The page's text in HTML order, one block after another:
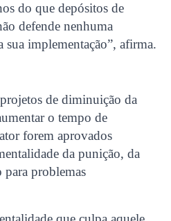
do que depósitos de
defende nenhuma
implementação”, afirma.
de diminuição da
o tempo de
forem aprovados
da punição, da
problemas